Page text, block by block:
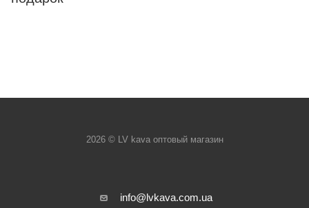
2026 © LV kava оптовый магазин
info@lvkava.com.ua